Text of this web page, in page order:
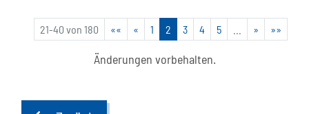
21-40 von 180 «« « 1 2 3 4 5 » »»
Änderungen vorbehalten.